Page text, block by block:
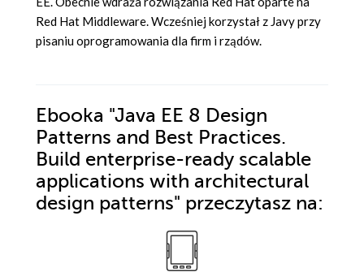
Red Hat Middleware. Wcześniej korzystał z Javy przy
pisaniu oprogramowania dla firm i rządów.
Ebooka "Java EE 8 Design
Patterns and Best Practices.
Build enterprise-ready scalable
applications with architectural
design patterns" przeczytasz na: